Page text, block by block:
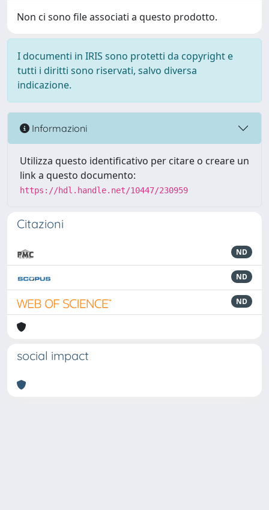
Non ci sono file associati a questo prodotto.
I documenti in IRIS sono protetti da copyright e
tutti i diritti sono riservati, salvo diversa
indicazione.
Informazioni
Utilizza questo identificativo per citare o creare un
link a questo documento:
https://hdl.handle.net/10447/230959
Citazioni
ND
ND
ND
social impact